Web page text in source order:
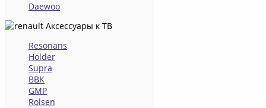
Daewoo
Аксессуары к ТВ
Resonans
Holder
Supra
BBK
GMP
Rolsen